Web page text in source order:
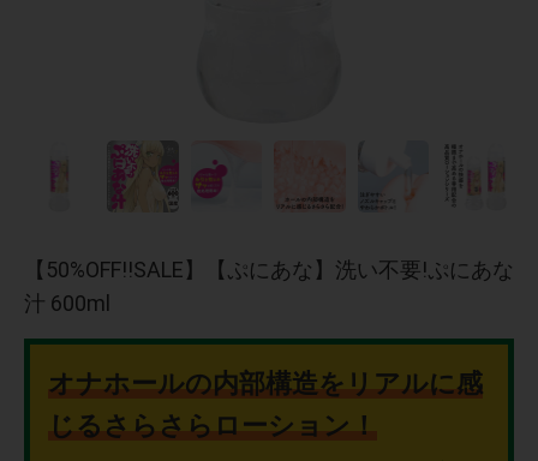
【50%OFF!!SALE】【ぷにあな】洗い不要!ぷにあな
汁 600ml
オナホールの内部構造をリアルに感
じるさらさらローション！